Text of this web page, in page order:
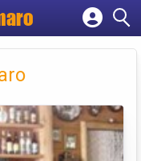
empresa